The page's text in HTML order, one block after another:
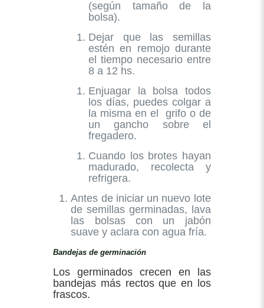
(según tamaño de la
bolsa).
Dejar que las semillas
estén en remojo durante
el tiempo necesario entre
8 a 12 hs.
Enjuagar la bolsa todos
los días, puedes colgar a
la misma en el grifo o de
un gancho sobre el
fregadero.
Cuando los brotes hayan
madurado, recolecta y
refrigera.
Antes de iniciar un nuevo lote
de semillas germinadas, lava
las bolsas con un jabón
suave y aclara con agua fría.
Bandejas de germinación
Los germinados crecen en las
bandejas más rectos que en los
frascos.